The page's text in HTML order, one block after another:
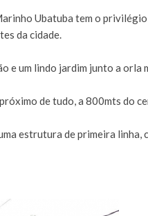
Ubatuba tem o
da cidade.
e um lindo jardim junto a
de tudo, a 800mts do
estrutura de primeira